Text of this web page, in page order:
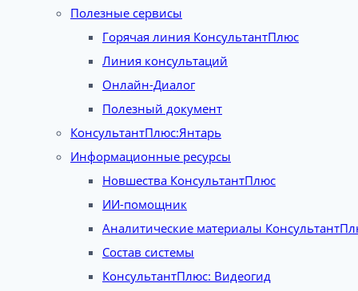
Полезные сервисы
Горячая линия КонсультантПлюс
Линия консультаций
Онлайн-Диалог
Полезный документ
КонсультантПлюс:Янтарь
Информационные ресурсы
Новшества КонсультантПлюс
ИИ-помощник
Аналитические материалы
Состав системы
КонсультантПлюс: Видеогид